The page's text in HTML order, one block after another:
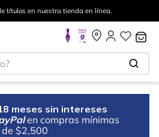
títulos en nuestra tienda en línea.
meses sin intereses
en compras mínimas
de $2,500